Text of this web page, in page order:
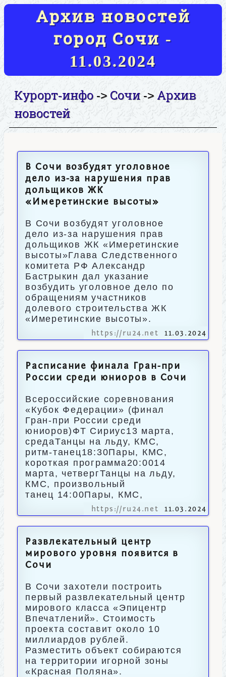
Архив новостей
город Сочи -
11.03.2024
Курорт-инфо-> Сочи->Архив
новостей
В Сочи возбудят уголовное
дело из-за нарушения прав
дольщиков ЖК
«Имеретинские высоты»
В Сочи возбудят уголовное
дело из-за нарушения прав
дольщиков ЖК «Имеретинские
высоты»Глава Следственного
комитета РФ Александр
Бастрыкин дал указание
возбудить уголовное дело по
обращениям участников
долевого строительства ЖК
«Имеретинские высоты».
https://ru24.net 11.03.2024
Расписание финала Гран-при
России среди юниоров в Сочи
Всероссийские соревнования
«Кубок Федерации» (финал
Гран-при России среди
юниоров)ФТ Сириус13 марта,
средаТанцы на льду, КМС,
ритм-танец18:30Пары, КМС,
короткая программа20:0014
марта, четвергТанцы на льду,
КМС, произвольный
танец 14:00Пары, КМС,
https://ru24.net 11.03.2024
Развлекательный центр
мирового уровня появится в
Сочи
В Сочи захотели построить
первый развлекательный центр
мирового класса «Эпицентр
Впечатлений». Стоимость
проекта составит около 10
миллиардов рублей.
Разместить объект собираются
на территории игорной зоны
«Красная Поляна».